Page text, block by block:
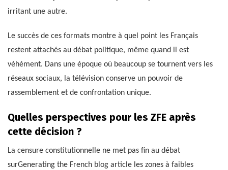
irritant une autre.
Le succès de ces formats montre à quel point les Français
restent attachés au débat politique, même quand il est
véhément. Dans une époque où beaucoup se tournent vers les
réseaux sociaux, la télévision conserve un pouvoir de
rassemblement et de confrontation unique.
Quelles perspectives pour les ZFE après
cette décision ?
La censure constitutionnelle ne met pas fin au débat
surGenerating the French blog article les zones à faibles